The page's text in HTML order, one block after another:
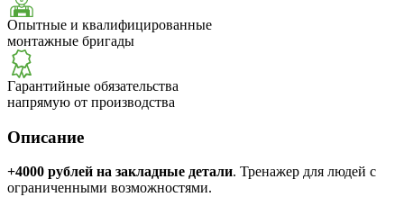
Опытные и квалифицированные
монтажные бригады
Гарантийные обязательства
напрямую от производства
Описание
+4000 рублей на закладные детали. Тренажер для людей с
ограниченными возможностями.